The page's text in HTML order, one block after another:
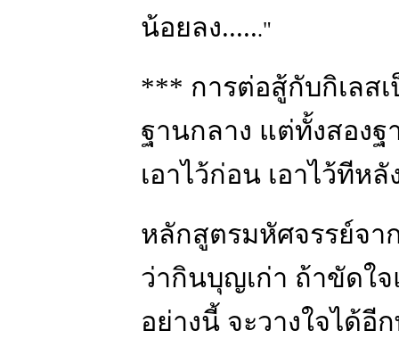
น้อยลง......"
*** การต่อสู้กับกิเลส
ฐานกลาง แต่ทั้งสอง
เอาไว้ก่อน เอาไว้ทีหลั
หลักสูตรมหัศจรรย์จา
ว่ากินบุญเก่า ถ้าขัดใ
อย่างนี้ จะวางใจได้อี